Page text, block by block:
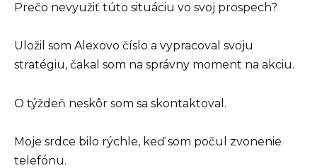
Prečo nevyužiť túto situáciu vo svoj prospech?
Uložil som Alexovo číslo a vypracoval svoju
stratégiu, čakal som na správny moment na akciu.
O týždeň neskôr som sa skontaktoval.
Moje srdce bilo rýchle, keď som počul zvonenie
telefónu.